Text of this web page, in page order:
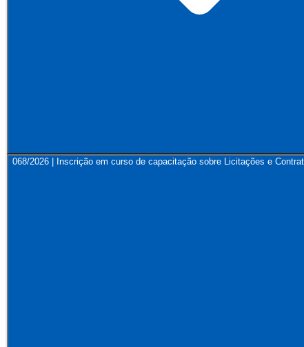
068/2026 | Inscrição em curso de capacitação sobre Licitações e